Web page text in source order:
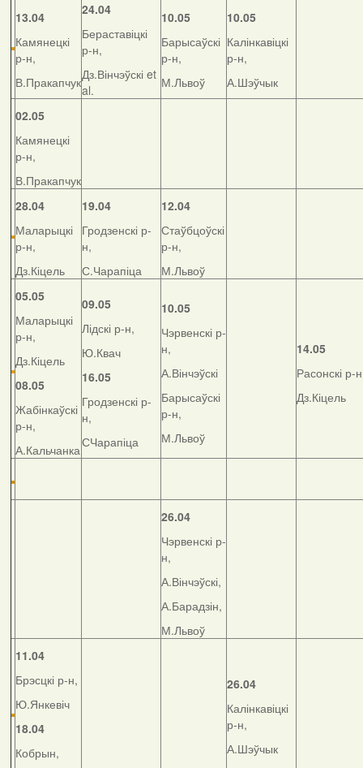
13.04
Камянецкі
р-н,
В.Пракапчук
24.04
Бераставіцкі
р-н,
Дз.Вінчэўскі et
al.
10.05
Барысаўскі
р-н,
М.Львоў
10.05
Калінкавіцкі
р-н,
А.Шэўчык
02.05
Камянецкі
р-н,
В.Пракапчук
28.04
Маларыцкі
р-н,
Дз.Кіцель
19.04
Гродзенскі р-
н,
С.Чарапіца
12.04
Стаўбцоўскі
р-н,
М.Львоў
05.05
Маларыцкі
р-н,
Дз.Кіцель
08.05
Жабінкаўскі
р-н,
А.Кальчанка
09.05
Лідскі р-н,
Ю.Квач
16.05
Гродзенскі р-
н,
СЧарапіца
10.05
Чэрвенскі р-
н,
А.Вінчэўскі
Барысаўскі
р-н,
М.Львоў
14.05
Расонскі р-
Дз.Кіцель
26.04
Чэрвенскі р-
н,
А.Вінчэўскі,
А.Барадзін,
М.Львоў
11.04
Брэсцкі р-н,
Ю.Янкевіч
18.04
Кобрын,
26.04
Калінкавіцкі
р-н,
А.Шэўчык